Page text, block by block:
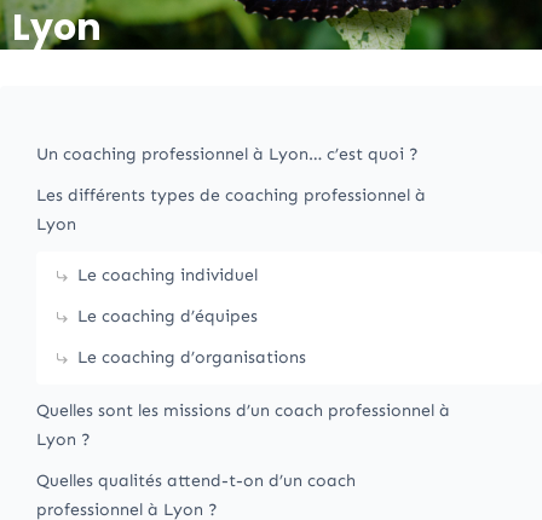
Lyon
Un coaching professionnel à Lyon… c’est quoi ?
Les différents types de coaching professionnel à
Lyon
Le coaching individuel
Le coaching d’équipes
Le coaching d’organisations
Quelles sont les missions d’un coach professionnel à
Lyon ?
Quelles qualités attend-t-on d’un coach
professionnel à Lyon ?